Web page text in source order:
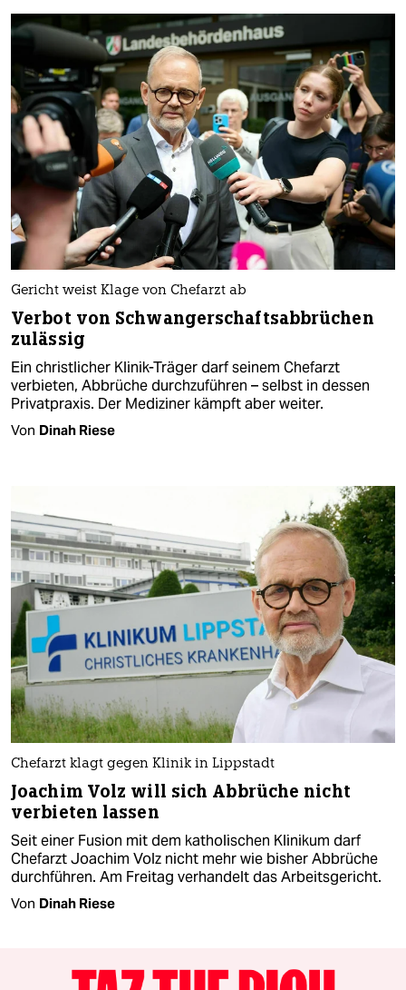
Gericht weist Klage von Chefarzt ab
Verbot von Schwangerschaftsabbrüchen
zulässig
Ein christlicher Klinik-Träger darf seinem Chefarzt
verbieten, Abbrüche durchzuführen – selbst in dessen
Privatpraxis. Der Mediziner kämpft aber weiter.
Von Dinah Riese
Chefarzt klagt gegen Klinik in Lippstadt
Joachim Volz will sich Abbrüche nicht
verbieten lassen
Seit einer Fusion mit dem katholischen Klinikum darf
Chefarzt Joachim Volz nicht mehr wie bisher Abbrüche
durchführen. Am Freitag verhandelt das Arbeitsgericht.
Von Dinah Riese